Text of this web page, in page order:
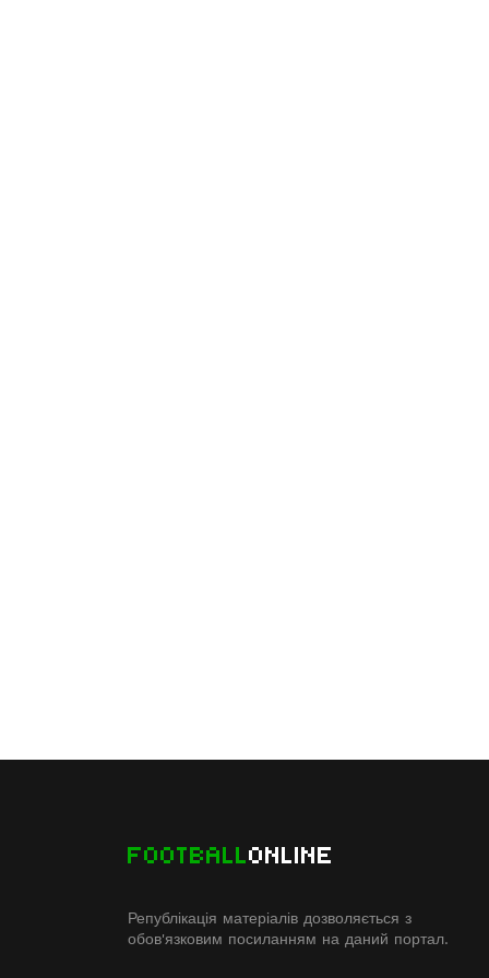
FOOTBALLONLINE
Републікація матеріалів дозволяється з
обов'язковим посиланням на даний портал.